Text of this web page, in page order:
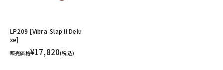
LP209 [Vibra-Slap II Delu
xe]
販売価格¥17,820(税込)